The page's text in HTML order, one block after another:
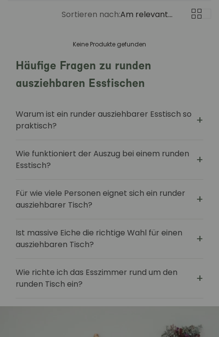
Sitzbänke
Sortieren nach: Am relevantesten
Keine Produkte gefunden
Häufige Fragen zu runden
ausziehbaren Esstischen
Warum ist ein runder ausziehbarer Esstisch so
praktisch?
Wie funktioniert der Auszug bei einem runden
Esstisch?
Für wie viele Personen eignet sich ein runder
ausziehbarer Tisch?
Ist massive Eiche die richtige Wahl für einen
ausziehbaren Tisch?
Wie richte ich das Esszimmer rund um den
runden Tisch ein?